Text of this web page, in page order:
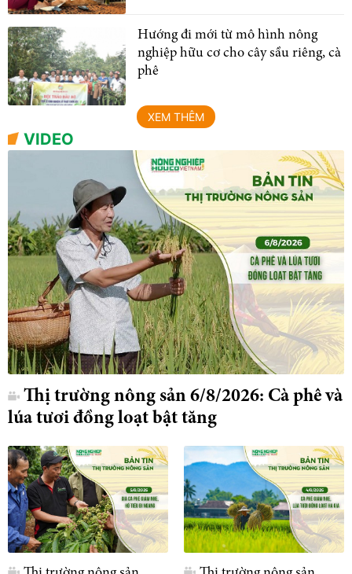
Hướng đi mới từ mô hình nông
nghiệp hữu cơ cho cây sầu riêng, cà
phê
XEM THÊM
VIDEO
Thị trường nông sản 6/8/2026: Cà phê và
lúa tươi đồng loạt bật tăng